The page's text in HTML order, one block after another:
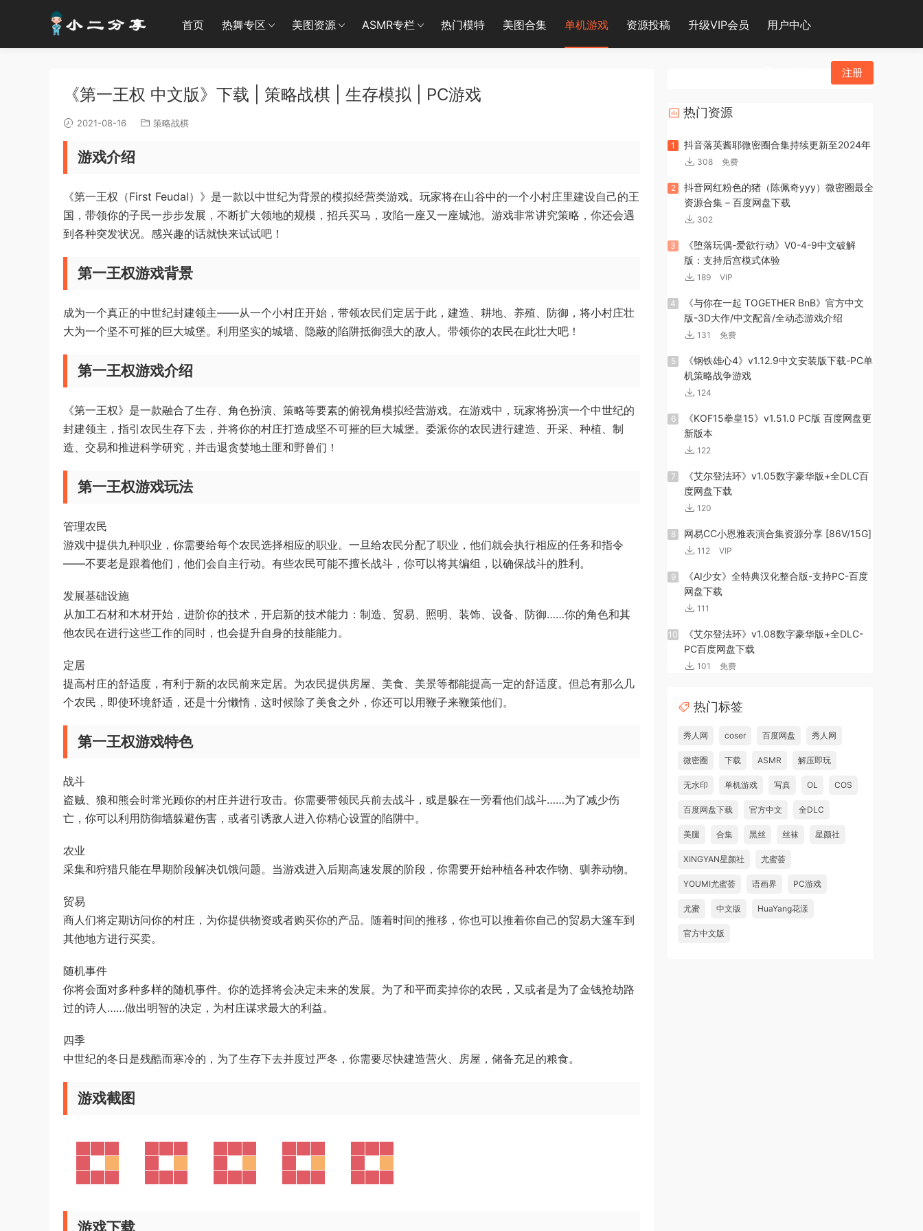
首页 热舞专区 美图资源 ASMR专栏 热门模特 美图合集 单机游戏 资源投稿 升级VIP会员 用户中心
注册
《第一王权 中文版》下载 | 策略战棋 | 生存模拟 | PC游戏
2021-08-16 策略战棋
游戏介绍
《第一王权（First Feudal）》是一款以中世纪为背景的模拟经营类游戏。玩家将在山谷中的一个小村庄里建设自己的王
国，带领你的子民一步步发展，不断扩大领地的规模，招兵买马，攻陷一座又一座城池。游戏非常讲究策略，你还会遇
到各种突发状况。感兴趣的话就快来试试吧！
第一王权游戏背景
成为一个真正的中世纪封建领主——从一个小村庄开始，带领农民们定居于此，建造、耕地、养殖、防御，将小村庄壮
大为一个坚不可摧的巨大城堡。利用坚实的城墙、隐蔽的陷阱抵御强大的敌人。带领你的农民在此壮大吧！
第一王权游戏介绍
《第一王权》是一款融合了生存、角色扮演、策略等要素的俯视角模拟经营游戏。在游戏中，玩家将扮演一个中世纪的
封建领主，指引农民生存下去，并将你的村庄打造成坚不可摧的巨大城堡。委派你的农民进行建造、开采、种植、制
造、交易和推进科学研究，并击退贪婪地土匪和野兽们！
第一王权游戏玩法
管理农民
游戏中提供九种职业，你需要给每个农民选择相应的职业。一旦给农民分配了职业，他们就会执行相应的任务和指令
——不要老是跟着他们，他们会自主行动。有些农民可能不擅长战斗，你可以将其编组，以确保战斗的胜利。
发展基础设施
从加工石材和木材开始，进阶你的技术，开启新的技术能力：制造、贸易、照明、装饰、设备、防御……你的角色和其
他农民在进行这些工作的同时，也会提升自身的技能能力。
定居
提高村庄的舒适度，有利于新的农民前来定居。为农民提供房屋、美食、美景等都能提高一定的舒适度。但总有那么几
个农民，即使环境舒适，还是十分懒惰，这时候除了美食之外，你还可以用鞭子来鞭策他们。
第一王权游戏特色
战斗
盗贼、狼和熊会时常光顾你的村庄并进行攻击。你需要带领民兵前去战斗，或是躲在一旁看他们战斗……为了减少伤
亡，你可以利用防御墙躲避伤害，或者引诱敌人进入你精心设置的陷阱中。
农业
采集和狩猎只能在早期阶段解决饥饿问题。当游戏进入后期高速发展的阶段，你需要开始种植各种农作物、驯养动物。
贸易
商人们将定期访问你的村庄，为你提供物资或者购买你的产品。随着时间的推移，你也可以推着你自己的贸易大篷车到
其他地方进行买卖。
随机事件
你将会面对多种多样的随机事件。你的选择将会决定未来的发展。为了和平而卖掉你的农民，又或者是为了金钱抢劫路
过的诗人……做出明智的决定，为村庄谋求最大的利益。
四季
中世纪的冬日是残酷而寒冷的，为了生存下去并度过严冬，你需要尽快建造营火、房屋，储备充足的粮食。
游戏截图
游戏下载
热门资源
1 抖音落英酱耶微密圈合集持续更新至2024年
308 免费
2
抖音网红粉色的猪（陈佩奇yyy）微密圈最全
资源合集 – 百度网盘下载
302
3
《堕落玩偶-爱欲行动》V0-4-9中文破解
版：支持后宫模式体验
189 VIP
4
《与你在一起 TOGETHER BnB》官方中文
版-3D大作/中文配音/全动态游戏介绍
131 免费
5
《钢铁雄心4》v1.12.9中文安装版下载-PC单
机策略战争游戏
124
6
《KOF15拳皇15》v1.51.0 PC版 百度网盘更
新版本
122
7
《艾尔登法环》v1.05数字豪华版+全DLC百
度网盘下载
120
8 网易CC小恩雅表演合集资源分享 [86V/15G]
112 VIP
9
《AI少女》全特典汉化整合版-支持PC-百度
网盘下载
111
10
《艾尔登法环》v1.08数字豪华版+全DLC-
PC百度网盘下载
101 免费
热门标签
秀人网 coser 百度网盘 秀人网
微密圈 下载 ASMR 解压即玩
无水印 单机游戏 写真 OL COS
百度网盘下载 官方中文 全DLC
美腿 合集 黑丝 丝袜 星颜社
XINGYAN星颜社 尤蜜荟
YOUMI尤蜜荟 语画界 PC游戏
尤蜜 中文版 HuaYang花漾
官方中文版